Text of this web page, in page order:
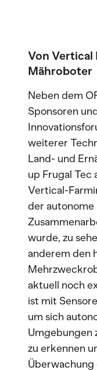
Von Vertical
Mähroboter
Neben dem
Sponsoren
weiterer
Land- und
up Frugal Tec
Vertical-
der
wurde, zu
anderem den
aktuell noch
ist mit
um sich
Umgebungen
zu erkennen
Überwachung